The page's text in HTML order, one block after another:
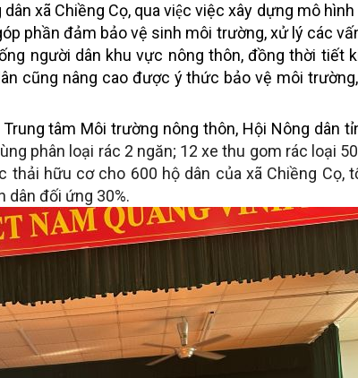
xã Chiềng Cọ, qua việc việc xây dựng mô
phần đảm bảo vệ sinh môi trường, xử lý các
người dân khu vực nông thôn, đồng thời tiết
cũng nâng cao được ý thức bảo vệ môi
tâm Môi trường nông thôn, Hội Nông dân
phân loại rác 2 ngăn; 12 xe thu gom rác loại
thải hữu cơ cho 600 hộ dân của xã Chiềng Cọ,
dân đối ứng 30%.